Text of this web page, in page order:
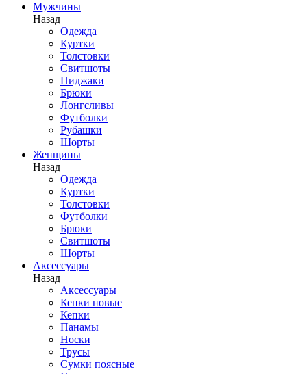
Мужчины
Назад
Одежда
Куртки
Толстовки
Свитшоты
Пиджаки
Брюки
Лонгсливы
Футболки
Рубашки
Шорты
Женщины
Назад
Одежда
Куртки
Толстовки
Футболки
Брюки
Свитшоты
Шорты
Аксессуары
Назад
Аксессуары
Кепки новые
Кепки
Панамы
Носки
Трусы
Сумки поясные